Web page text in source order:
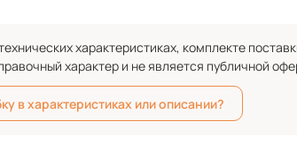
характеристиках, комплекте
характер и не является публичной
в характеристиках или описании?